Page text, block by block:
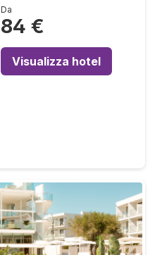
Da
84 €
Visualizza hotel